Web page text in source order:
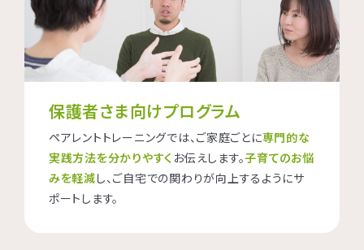
保護者さま向けプログラム
ペアレントトレーニングでは、ご家庭ごとに専門的な
実践方法を分かりやすく お伝えします。子育てのお悩
みを軽減し、ご自宅での関わりが向上するようにサ
ポートします。